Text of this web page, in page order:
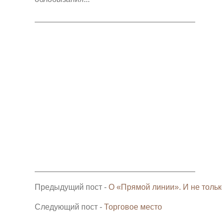
Предыдущий пост -О «Прямой линии». И не
Следующий пост -Торговое место